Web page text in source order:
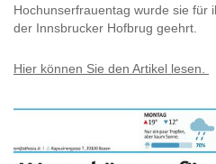
Hochunserfrauentag wurde sie für
der Innsbrucker Hofbrug geehrt.
Hier können Sie den Artikel lesen.